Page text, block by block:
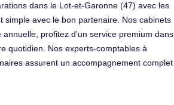
dans le Lot-et-Garonne (47) avec les
simple avec le bon partenaire. Nos cabinets
profitez d'un service premium dans
quotidien. Nos experts-comptables à
assurent un accompagnement complet